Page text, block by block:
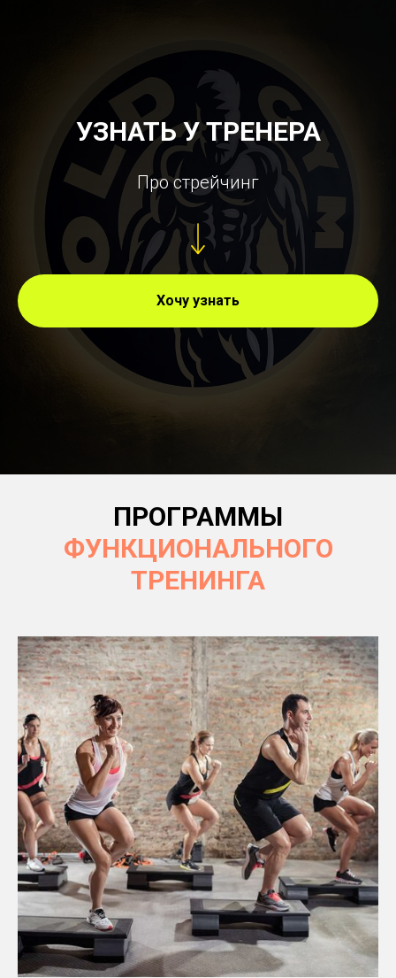
УЗНАТЬ У ТРЕНЕРА
Про стрейчинг
Хочу узнать
ПРОГРАММЫ
ФУНКЦИОНАЛЬНОГО
ТРЕНИНГА